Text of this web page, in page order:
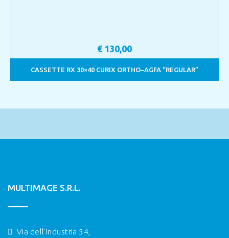
CASSETTE RX 30×40 CURIX ORTHO–AGFA “REGULAR”
€ 130,00
MULTIMAGE S.R.L.
Via dell'Industria 54,